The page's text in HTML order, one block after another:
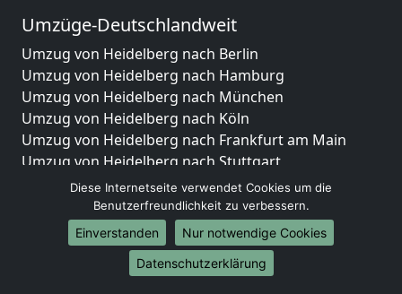
Umzüge-Deutschlandweit
Umzug von Heidelberg nach Berlin
Umzug von Heidelberg nach Hamburg
Umzug von Heidelberg nach München
Umzug von Heidelberg nach Köln
Umzug von Heidelberg nach Frankfurt am Main
Umzug von Heidelberg nach Stuttgart
Umzug von Heidelberg nach Düsseldorf
Umzug von Heidelberg nach Leipzig
Umzug von Heidelberg nach Dortmund
Umzug von Heidelberg nach Essen
Umzug von Heidelberg nach Bremen
Diese Internetseite verwendet Cookies um die
Benutzerfreundlichkeit zu verbessern.
Einverstanden
Nur notwendige Cookies
Datenschutzerklärung